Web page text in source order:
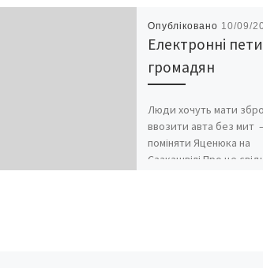
Опубліковано 10/09/
Електронні
громадян
Люди хочуть мати
ввозити авта без мит –
поміняти Яценюка на
Саакашвілі Про це